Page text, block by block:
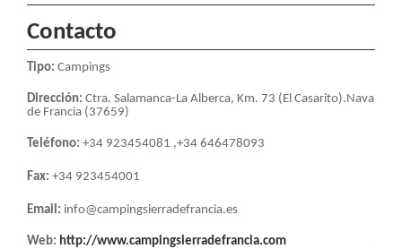
DE
AYUDA
LA
NAVEGACIÓN
Contacto
Tipo: Campings
Dirección: Ctra. Salamanca-La Alberca, Km. 73 (El Casarito).Nava
de Francia (37659)
Teléfono: +34 923454081 ,+34 646478093
Fax: +34 923454001
Email: info@campingsierradefrancia.es
Web: http://www.campingsierradefrancia.com